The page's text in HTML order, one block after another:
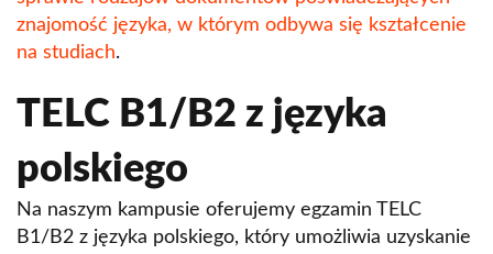
znajomość języka, w którym odbywa się kształcenie
na studiach.
TELC B1/B2 z języka
polskiego
Na naszym kampusie oferujemy egzamin TELC
B1/B2 z języka polskiego, który umożliwia uzyskanie